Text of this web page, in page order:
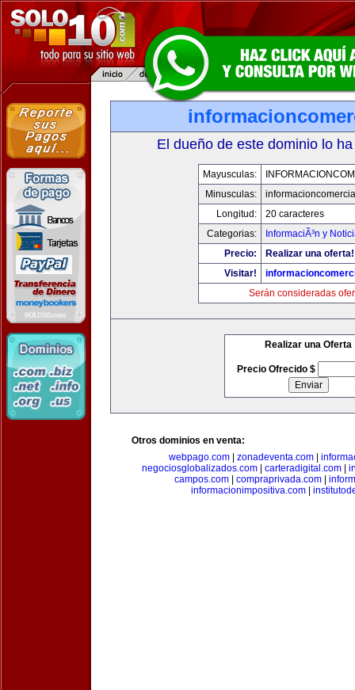
El dueño de este dominio lo
Mayusculas:
Minusculas:
Longitud:
20 caracteres
Categorias:
InformaciÃ³n y
Precio:
Realizar una oferta!
Visitar!
Serán consideradas
Realizar una Oferta
Precio Ofrecido $
Otros dominios en venta:
webpago.com
zonadeventa.com
negociosglobalizados.com
carteradigital.com
campos.com
compraprivada.com
informacionimpositiva.com